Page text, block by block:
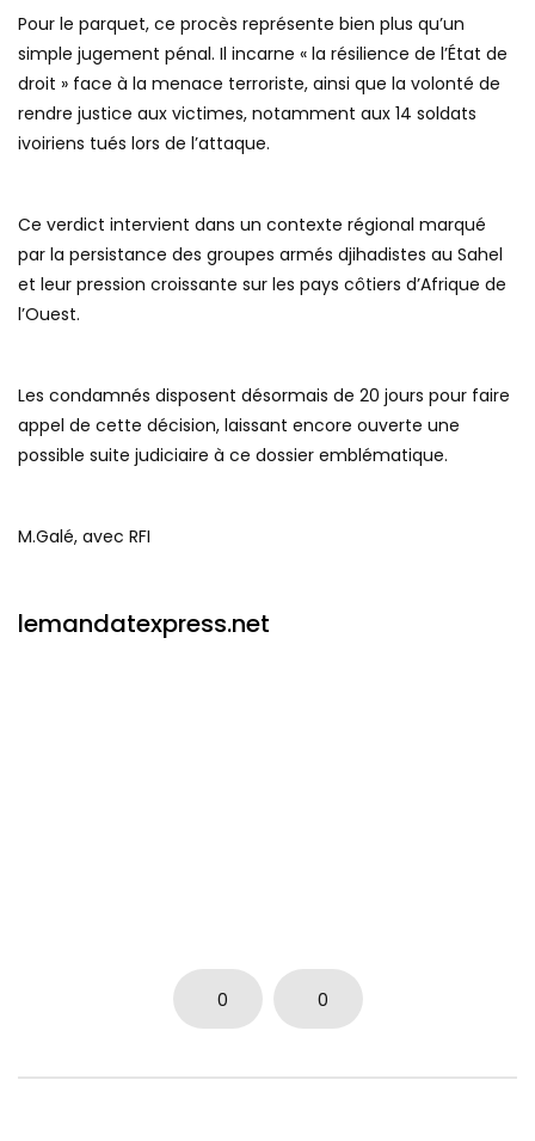
Pour le parquet, ce procès représente bien plus qu’un
simple jugement pénal. Il incarne « la résilience de l’État de
droit » face à la menace terroriste, ainsi que la volonté de
rendre justice aux victimes, notamment aux 14 soldats
ivoiriens tués lors de l’attaque.
Ce verdict intervient dans un contexte régional marqué
par la persistance des groupes armés djihadistes au Sahel
et leur pression croissante sur les pays côtiers d’Afrique de
l’Ouest.
Les condamnés disposent désormais de 20 jours pour faire
appel de cette décision, laissant encore ouverte une
possible suite judiciaire à ce dossier emblématique.
M.Galé, avec RFI
lemandatexpress.net
0 0